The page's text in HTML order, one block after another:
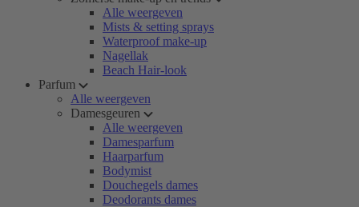
Alle weergeven
Mists & setting sprays
Waterproof make-up
Nagellak
Beach Hair-look
Parfum
Alle weergeven
Damesgeuren
Alle weergeven
Damesparfum
Haarparfum
Bodymist
Douchegels dames
Deodorants dames